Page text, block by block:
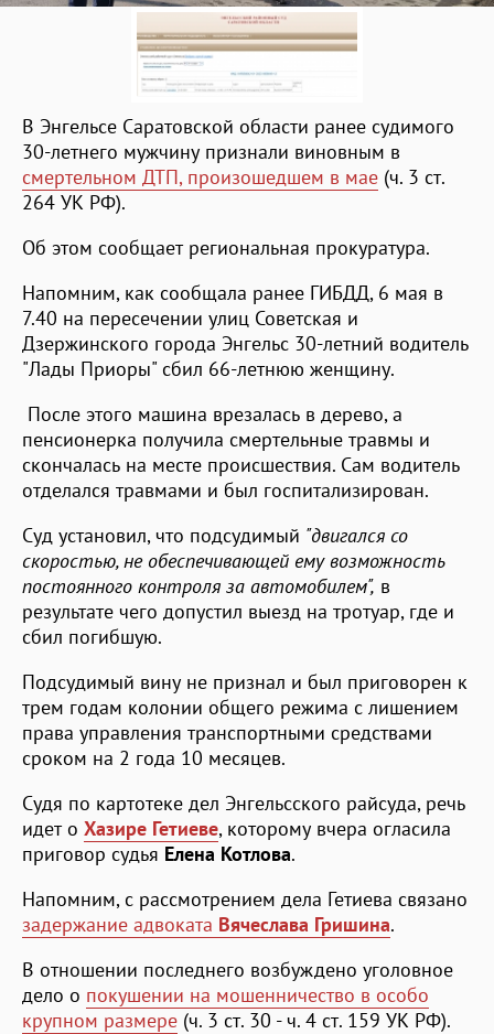
В Энгельсе Саратовской области ранее судимого
30-летнего мужчину признали виновным в
смертельном ДТП, произошедшем в мае (ч. 3 ст.
264 УК РФ).
Об этом сообщает региональная прокуратура.
Напомним, как сообщала ранее ГИБДД, 6 мая в
7.40 на пересечении улиц Советская и
Дзержинского города Энгельс 30-летний водитель
"Лады Приоры" сбил 66-летнюю женщину.
После этого машина врезалась в дерево, а
пенсионерка получила смертельные травмы и
скончалась на месте происшествия. Сам водитель
отделался травмами и был госпитализирован.
Суд установил, что подсудимый "двигался со
скоростью, не обеспечивающей ему возможность
постоянного контроля за автомобилем", в
результате чего допустил выезд на тротуар, где и
сбил погибшую.
Подсудимый вину не признал и был приговорен к
трем годам колонии общего режима с лишением
права управления транспортными средствами
сроком на 2 года 10 месяцев.
Судя по картотеке дел Энгельсского райсуда, речь
идет о Хазире Гетиеве, которому вчера огласила
приговор судья Елена Котлова.
Напомним, с рассмотрением дела Гетиева связано
задержание адвоката Вячеслава Гришина.
В отношении последнего возбуждено уголовное
дело о покушении на мошенничество в особо
крупном размере (ч. 3 ст. 30 - ч. 4 ст. 159 УК РФ).